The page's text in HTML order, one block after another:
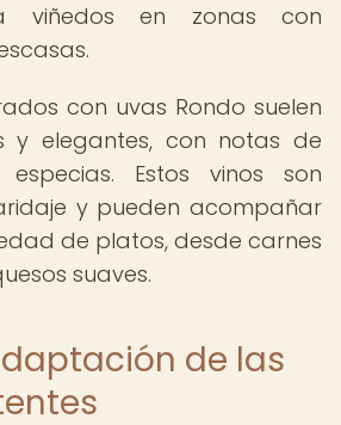
viñedos en zonas con
con uvas Rondo suelen
y elegantes, con notas de
Estos vinos son
y pueden acompañar
de platos, desde carnes
suaves.
de las